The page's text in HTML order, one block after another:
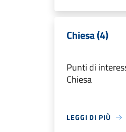
Chiesa (4)
Punti di
Chiesa
LEGGI DI PIÙ